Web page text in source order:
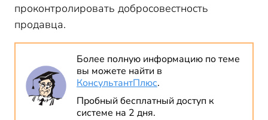
проконтролировать добросовестность
продавца.
Более полную информацию по теме
вы можете найти в
КонсультантПлюс.
Пробный бесплатный доступ к
системе на 2 дня.